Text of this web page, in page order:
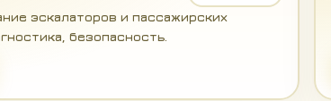
эскалаторов и пассажирских
безопасность.